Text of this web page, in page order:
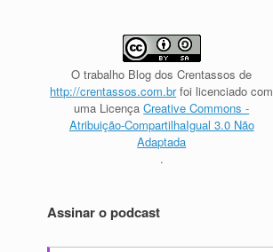
O trabalho Blog dos Crentassos de
http://crentassos.com.brfoi licenciado com
uma LicençaCreative Commons -
Atribuição-CompartilhaIgual 3.0 Não
Adaptada
.
Assinar o podcast